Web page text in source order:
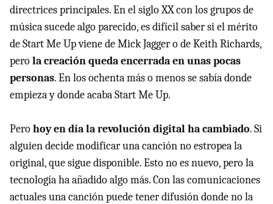
directrices principales. En el siglo XX con los grupos de
música sucede algo parecido, es difícil saber si el mérito
de Start Me Up viene de Mick Jagger o de Keith Richards,
perola creación queda encerrada en unas pocas
personas. En los ochenta más o menos se sabía donde
empieza y donde acaba Start Me Up.
Perohoy en día la revolución digital ha cambiado. Si
alguien decide modificar una canción no estropea la
original, que sigue disponible. Esto no es nuevo, pero la
tecnología ha añadido algo más. Con las comunicaciones
actuales una canción puede tener difusión donde no la